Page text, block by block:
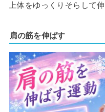
上体をゆっくりそらして
肩の筋を伸ばす